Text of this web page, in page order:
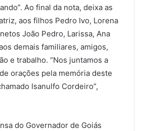
Ao final da nota, deixa as
aos filhos Pedro Ivo, Lorena
João Pedro, Larissa, Ana
demais familiares, amigos,
e trabalho. “Nos juntamos a
orações pela memória deste
Isanulfo Cordeiro”,
do Governador de Goiás